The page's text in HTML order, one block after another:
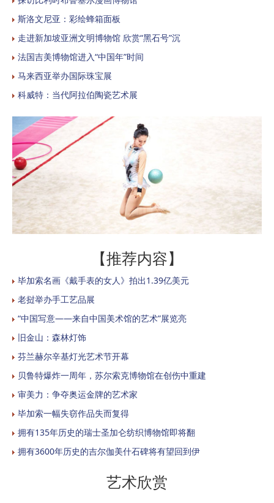
斯洛文尼亚：彩绘蜂箱面板
走进新加坡亚洲文明博物馆 欣赏“黑石号”沉
法国吉美博物馆进入“中国年”时间
马来西亚举办国际珠宝展
科威特：当代阿拉伯陶瓷艺术展
【推荐内容】
毕加索名画《戴手表的女人》拍出1.39亿美元
老挝举办手工艺品展
“中国写意——来自中国美术馆的艺术”展览亮
旧金山：森林灯饰
芬兰赫尔辛基灯光艺术节开幕
贝鲁特爆炸一周年，苏尔索克博物馆在创伤中重建
审美力：争夺奥运金牌的艺术家
毕加索一幅失窃作品失而复得
拥有135年历史的瑞士圣加仑纺织博物馆即将翻
拥有3600年历史的吉尔伽美什石碑将有望回到伊
艺术欣赏